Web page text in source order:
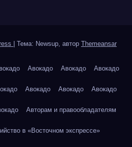
Тема: Newsup, автор Themeansar
Авокадо Авокадо Авокадо
Авокадо Авокадо Авокадо
Авторам и правообладателям
в «Восточном экспрессе»